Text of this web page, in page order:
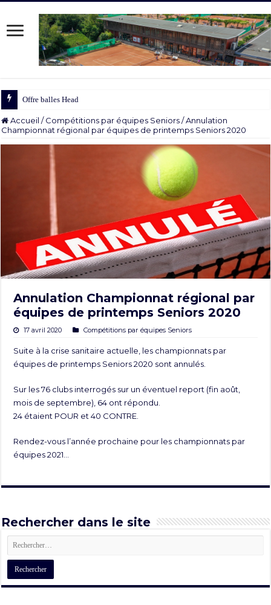
Offre balles Head 2025/2026
Accueil / Compétitions par équipes Seniors /Annulation
Championnat régional par équipes de printemps Seniors 2020
Annulation Championnat régional par
équipes de printemps Seniors 2020
17 avril 2020 Compétitions par équipes Seniors
Suite à la crise sanitaire actuelle, les championnats par
équipes de printemps Seniors 2020 sont annulés.
Sur les 76 clubs interrogés sur un éventuel report (fin août,
mois de septembre), 64 ont répondu.
24 étaient POUR et 40 CONTRE.
Rendez-vous l’année prochaine pour les championnats par
équipes 2021…
Rechercher dans le site